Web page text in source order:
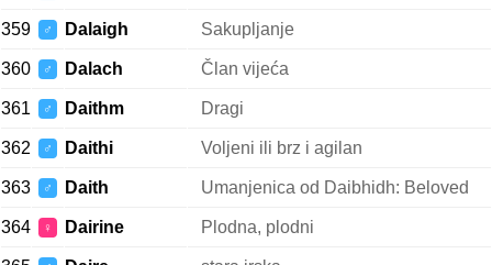
359 ♂ Dalaigh Sakupljanje
360 ♂ Dalach Član vijeća
361 ♂ Daithm Dragi
362 ♂ Daithi Voljeni ili brz i agilan
363 ♂ Daith Umanjenica od Daibhidh: Beloved
364 ♀ Dairine Plodna, plodni